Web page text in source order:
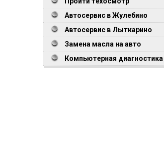
Автосервис в Жулебино
Автосервис в Лыткарино
Замена масла на авто
Компьютерная диагностика